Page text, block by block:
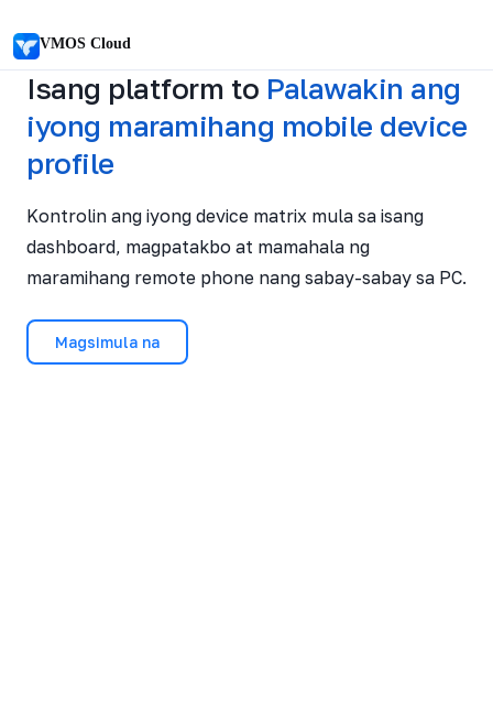
VMOS Cloud
Isang platform to Palawakin ang
iyong maramihang mobile device
profile
Kontrolin ang iyong device matrix mula sa isang
dashboard, magpatakbo at mamahala ng
maramihang remote phone nang sabay-sabay sa PC.
Magsimula na